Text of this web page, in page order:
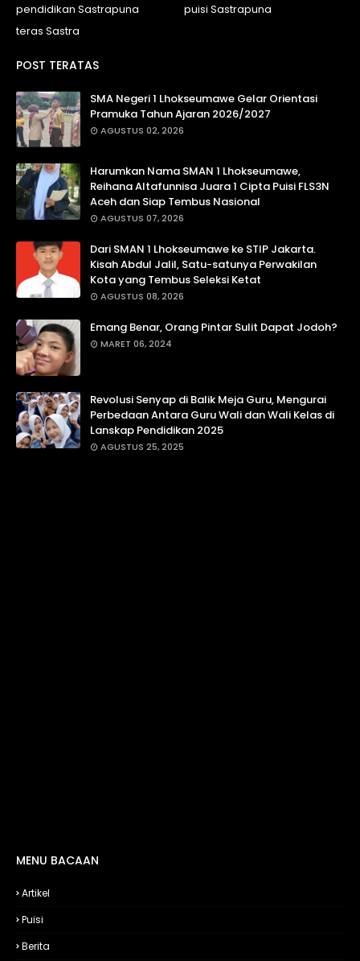
pendidikan Sastrapuna
puisi Sastrapuna
teras Sastra
POST TERATAS
SMA Negeri 1 Lhokseumawe Gelar Orientasi
Pramuka Tahun Ajaran 2026/2027
AGUSTUS 02, 2026
Harumkan Nama SMAN 1 Lhokseumawe,
Reihana Altafunnisa Juara 1 Cipta Puisi FLS3N
Aceh dan Siap Tembus Nasional
AGUSTUS 07, 2026
Dari SMAN 1 Lhokseumawe ke STIP Jakarta.
Kisah Abdul Jalil, Satu-satunya Perwakilan
Kota yang Tembus Seleksi Ketat
AGUSTUS 08, 2026
Emang Benar, Orang Pintar Sulit Dapat Jodoh?
MARET 06, 2024
Revolusi Senyap di Balik Meja Guru, Mengurai
Perbedaan Antara Guru Wali dan Wali Kelas di
Lanskap Pendidikan 2025
AGUSTUS 25, 2025
MENU BACAAN
Artikel
Puisi
Berita